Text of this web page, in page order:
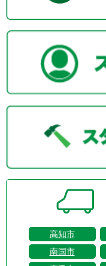
高知市
南国市